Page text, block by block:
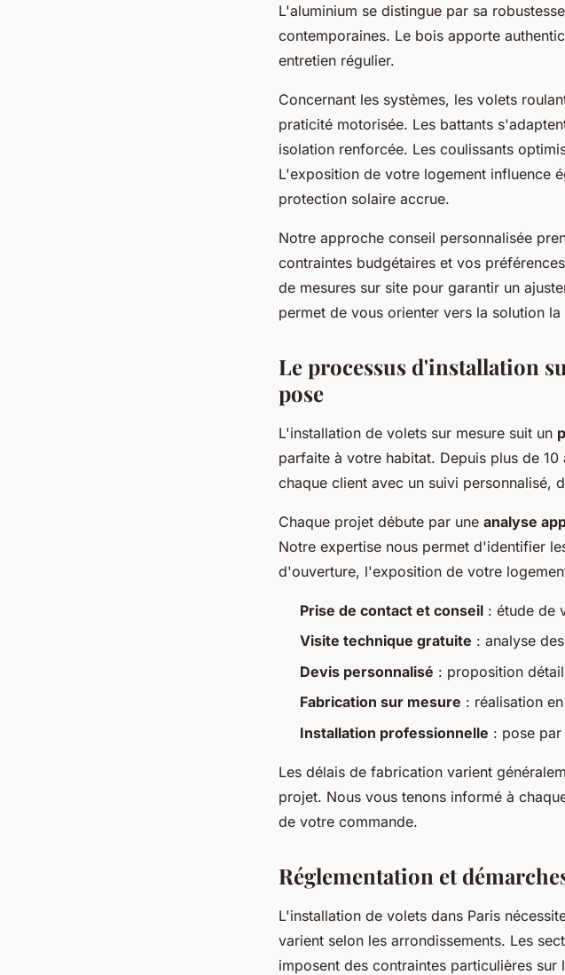
L'aluminium se distingue par sa
contemporaines. Le bois apporte
entretien régulier.
Concernant les systèmes, les volets
praticité motorisée. Les battants
isolation renforcée. Les coulissants
L'exposition de votre logement influence
protection solaire accrue.
Notre approche conseil personnalisée
contraintes budgétaires et vos
de mesures sur site pour garantir un
permet de vous orienter vers la solution
Le processus d'installation
pose
L'installation de volets sur mesure suit un
parfaite à votre habitat. Depuis plus de
chaque client avec un suivi personnalisé,
Chaque projet débute par une analyse
Notre expertise nous permet d'identifier
d'ouverture, l'exposition de votre
Prise de contact et conseil : étude de
Visite technique gratuite : analyse
Devis personnalisé : proposition
Fabrication sur mesure : réalisation
Installation professionnelle : pose
Les délais de fabrication varient
projet. Nous vous tenons informé à
de votre commande.
Réglementation et
L'installation de volets dans Paris
varient selon les arrondissements. Les
imposent des contraintes particulières